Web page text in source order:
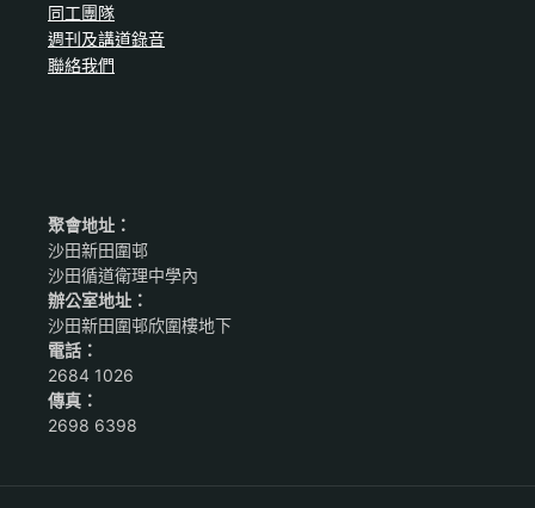
同工團隊
週刊及講道錄音
聯絡我們
聚會地址：
沙田新田圍邨
沙田循道衛理中學內
辦公室地址：
沙田新田圍邨欣圍樓地下
電話：
2684 1026
傳真：
2698 6398